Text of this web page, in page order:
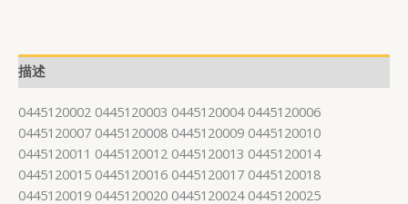
描述
0445120002 0445120003 0445120004 0445120006
0445120007 0445120008 0445120009 0445120010
0445120011 0445120012 0445120013 0445120014
0445120015 0445120016 0445120017 0445120018
0445120019 0445120020 0445120024 0445120025